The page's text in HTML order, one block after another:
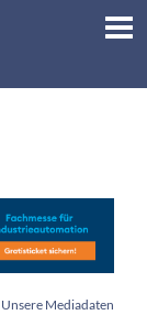
Unsere Mediadaten